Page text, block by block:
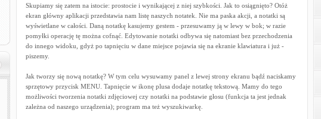
Skupiamy się zatem na istocie: prostocie i wynikającej z niej szybkości. Jak to osiągnięto? Otóż
ekran główny aplikacji przedstawia nam listę naszych notatek. Nie ma paska akcji, a notatki są
wyświetlane w całości. Daną notatkę kasujemy gestem - przesuwamy ją w lewy w bok; w razie
pomyłki operację tę można cofnąć. Edytowanie notatki odbywa się natomiast bez przechodzenia
do innego widoku, gdyż po tapnięciu w dane miejsce pojawia się na ekranie klawiatura i już -
piszemy.
Jak tworzy się nową notatkę? W tym celu wysuwamy panel z lewej strony ekranu bądź naciskamy
sprzętowy przycisk MENU. Tapnięcie w ikonę plusa dodaje notatkę tekstową. Mamy do tego
możliwości tworzenia notatki zdjęciowej czy notatki na podstawie głosu (funkcja ta jest jednak
zależna od naszego urządzenia); program ma też wyszukiwarkę.